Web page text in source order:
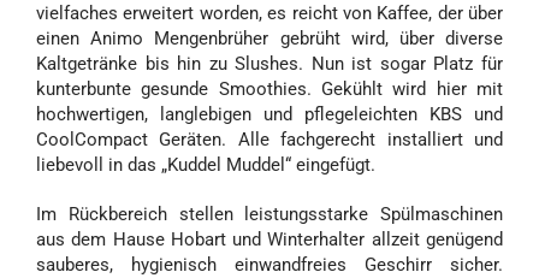
vielfaches erweitert worden, es reicht von Kaffee, der über
einen Animo Mengenbrüher gebrüht wird, über diverse
Kaltgetränke bis hin zu Slushes. Nun ist sogar Platz für
kunterbunte gesunde Smoothies. Gekühlt wird hier mit
hochwertigen, langlebigen und pflegeleichten KBS und
CoolCompact Geräten. Alle fachgerecht installiert und
liebevoll in das „Kuddel Muddel“ eingefügt.
Im Rückbereich stellen leistungsstarke Spülmaschinen
aus dem Hause Hobart und Winterhalter allzeit genügend
sauberes, hygienisch einwandfreies Geschirr sicher.